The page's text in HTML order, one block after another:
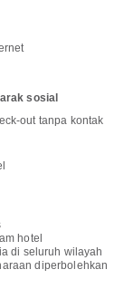
sosial
out tanpa kontak
hotel
di seluruh wilayah
diperbolehkan